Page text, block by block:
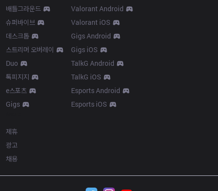
배틀그라운드
슈퍼바이브
데스크톱
스트리머 오버레이
Duo
톡피지지
e스포츠
Gigs
Valorant Android
Valorant iOS
Gigs Android
Gigs iOS
TalkG Android
TalkG iOS
Esports Android
Esports iOS
제휴
광고
채용